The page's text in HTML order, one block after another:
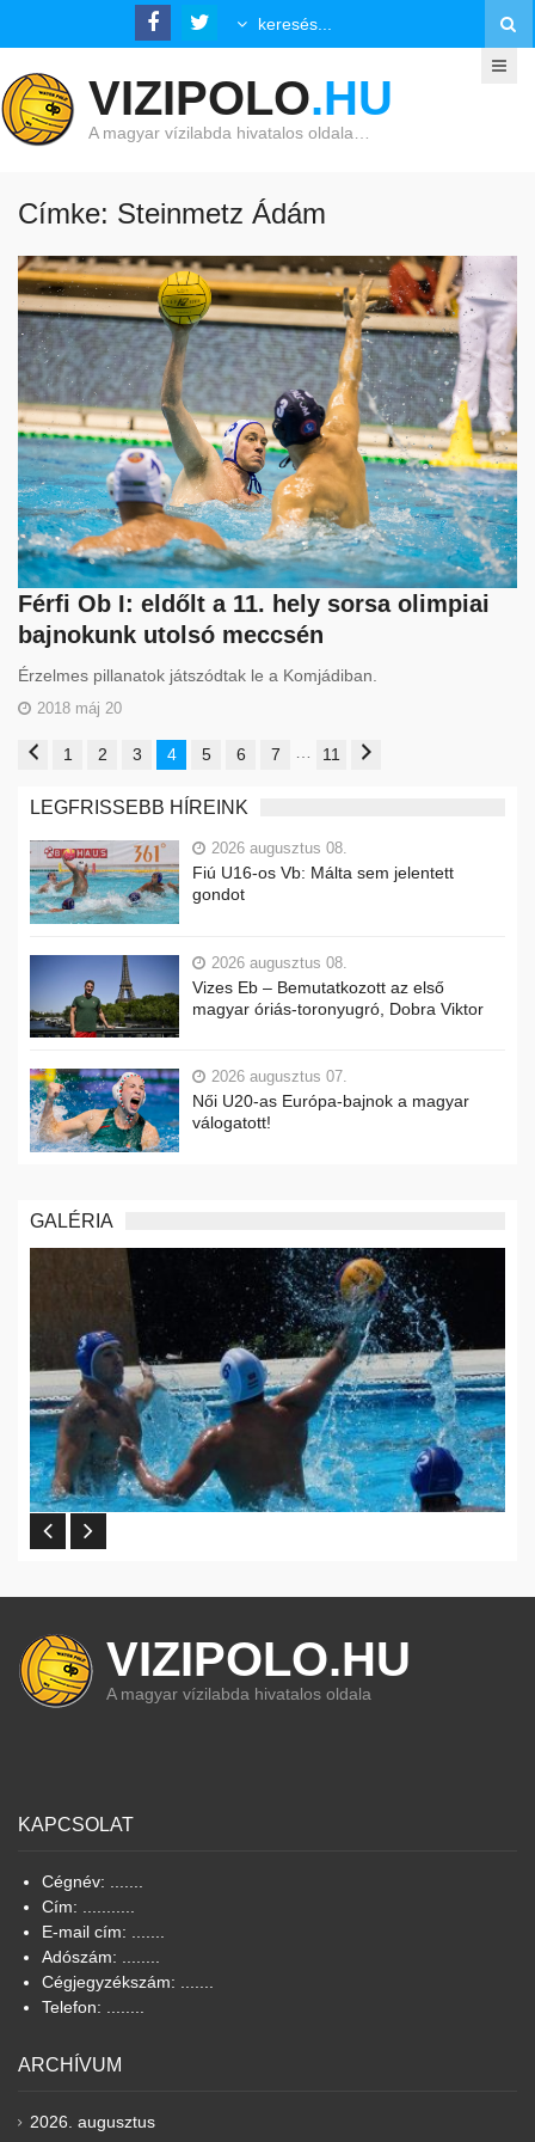
VIZIPOLO.HU
A magyar vízilabda hivatalos oldala…
Címke: Steinmetz Ádám
Férfi Ob I: eldőlt a 11. hely sorsa olimpiai
bajnokunk utolsó meccsén
Érzelmes pillanatok játszódtak le a Komjádiban.
2018 máj 20
1 2 3 4 5 6 7 … 11
LEGFRISSEBB HÍREINK
2026 augusztus 08.
Fiú U16-os Vb: Málta sem jelentett
gondot
2026 augusztus 08.
Vizes Eb – Bemutatkozott az első
magyar óriás-toronyugró, Dobra Viktor
2026 augusztus 07.
Női U20-as Európa-bajnok a magyar
válogatott!
GALÉRIA
VIZIPOLO.HU
A magyar vízilabda hivatalos oldala
KAPCSOLAT
Cégnév: .......
Cím: ...........
E-mail cím: .......
Adószám: ........
Cégjegyzékszám: .......
Telefon: ........
ARCHÍVUM
2026. augusztus